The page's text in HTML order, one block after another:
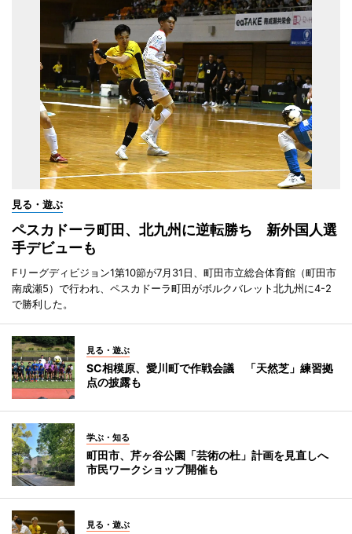
見る・遊ぶ
ペスカドーラ町田、北九州に逆転勝ち 新外国人選
手デビューも
Fリーグディビジョン1第10節が7月31日、町田市立総合体育館（町田市
南成瀬5）で行われ、ペスカドーラ町田がボルクバレット北九州に4-2
で勝利した。
見る・遊ぶ
SC相模原、愛川町で作戦会議 「天然芝」練習拠
点の披露も
学ぶ・知る
町田市、芹ヶ谷公園「芸術の杜」計画を見直しへ
市民ワークショップ開催も
見る・遊ぶ